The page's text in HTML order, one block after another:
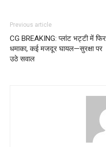
Previous article
CG BREAKING: प्लांट भट्टी में फिर
धमाका, कई मजदूर घायल—सुरक्षा पर
उठे सवाल